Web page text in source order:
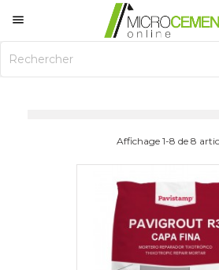

Affichage 1-8 de 8